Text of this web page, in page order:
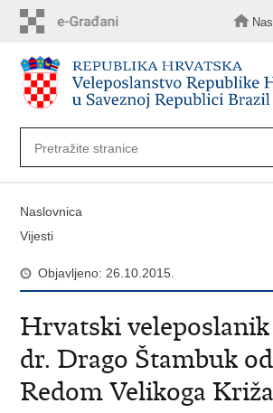
sadržaj
Naslovnica
Vijesti
Objavljeno: 26.10.2015.
Hrvatski
dr. Drago Štambuk
Redom Velikoga Križa